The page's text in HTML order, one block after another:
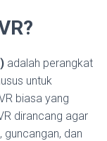
adalah perangkat
untuk
biasa yang
dirancang agar
guncangan, dan